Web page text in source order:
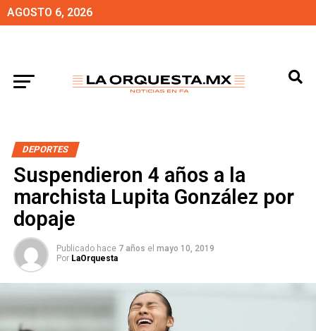
AGOSTO 6, 2026
DEPORTES
Suspendieron 4 años a la
marchista Lupita González por
dopaje
Publicado hace 7 años el mayo 10, 2019
Por LaOrquesta